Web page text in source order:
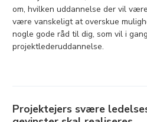
om, hvilken uddannelse der vil
være vanskeligt at overskue
nogle gode råd til dig, som vil i
projektlederuddannelse.
Projektejers svære